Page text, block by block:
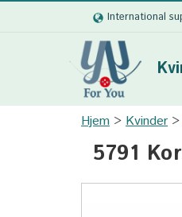
International
Hjem Kvinder
5791